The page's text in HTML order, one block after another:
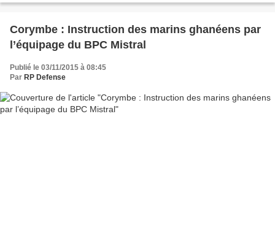
Corymbe : Instruction des marins ghanéens par
l’équipage du BPC Mistral
Publié le 03/11/2015 à 08:45
Par RP Defense